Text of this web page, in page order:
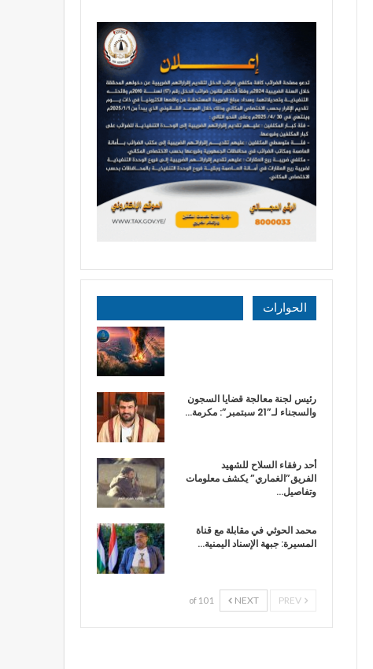
الحوارات
رئيس لجنة معالجة قضايا السجون
والسجناء لـ”21 سبتمبر”: مكرمة…
أحد رفقاء السلاح للشهيد
الفريق”الغماري” يكشف معلومات
وتفاصيل…
محمد الحوثي في مقابلة مع قناة
المسيرة: جبهة الإسناد اليمنية…
NEXT
1 of 10